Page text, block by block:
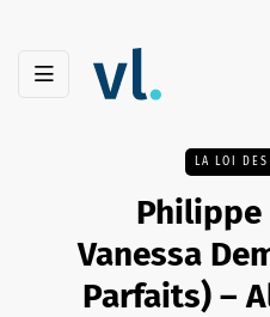
LA LOI
Philippe
Vanessa
Parfaits) –